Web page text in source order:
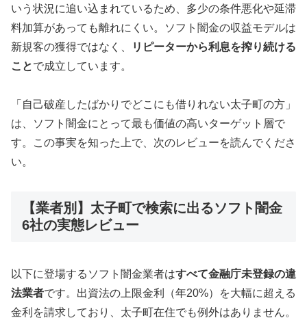
いう状況に追い込まれているため、多少の条件悪化や延滞
料加算があっても離れにくい。ソフト闇金の収益モデルは
新規客の獲得ではなく、
リピーターから利息を搾り続ける
ことで成立しています。
「自己破産したばかりでどこにも借りれない太子町の方」
は、ソフト闇金にとって最も価値の高いターゲット層で
す。この事実を知った上で、次のレビューを読んでくださ
い。
【業者別】太子町で検索に出るソフト闇金
6社の実態レビュー
以下に登場するソフト闇金業者はすべて金融庁未登録の違
法業者です。出資法の上限金利（年20%）を大幅に超える
金利を請求しており、太子町在住でも例外はありません。